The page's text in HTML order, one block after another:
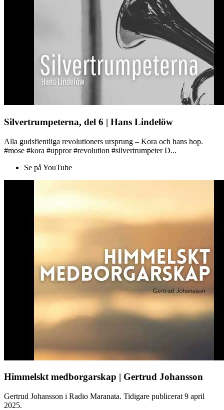
Silvertrumpeterna, del 6 | Hans Lindelöw
Alla gudsfientliga revolutioners ursprung – Kora och hans hop.
#mose #kora #uppror #revolution #silvertrumpeter D...
Se på YouTube
Himmelskt medborgarskap | Gertrud Johansson
Gertrud Johansson i Radio Maranata. Tidigare publicerat 9 april
2025.